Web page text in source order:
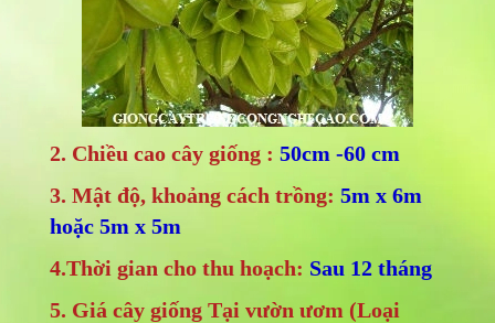
2. Chiều cao cây giống : 50cm -60 cm
3. Mật độ, khoảng cách trồng: 5m x 6m
hoặc 5m x 5m
4.Thời gian cho thu hoạch: Sau 12 tháng
5. Giá cây giống Tại vườn ươm (Loại